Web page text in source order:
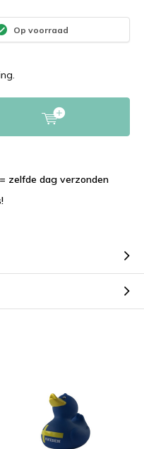
Op voorraad
zelfde dag verzonden